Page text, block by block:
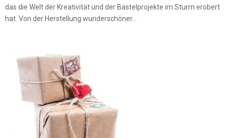
das die Welt der Kreativität und der Bastelprojekte im Sturm erobert
hat. Von der Herstellung wunderschöner...